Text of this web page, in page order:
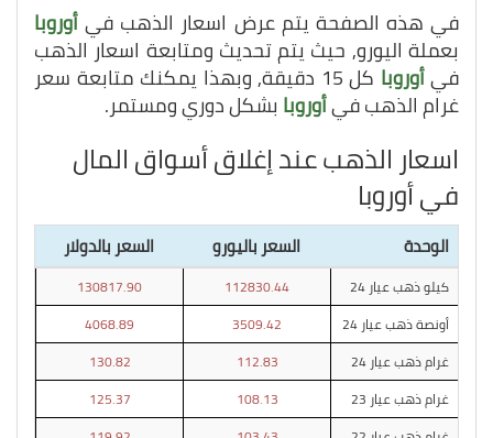
في هذه الصفحة يتم عرض اسعار الذهب فيأوروبا
بعملة اليورو, حيث يتم تحديث ومتابعة اسعار الذهب
فيأوروبا كل 15 دقيقة, وبهذا يمكنك متابعة سعر
غرام الذهب فيأوروبا بشكل دوري ومستمر.
اسعار الذهب عند إغلاق أسواق المال
في أوروبا
الوحدة السعر باليورو السعر بالدولار
كيلو ذهب عيار 24 112830.44
130817.90
أونصة ذهب عيار 24
3509.42
4068.89
غرام ذهب عيار 24
112.83
130.82
غرام ذهب عيار 23
108.13
125.37